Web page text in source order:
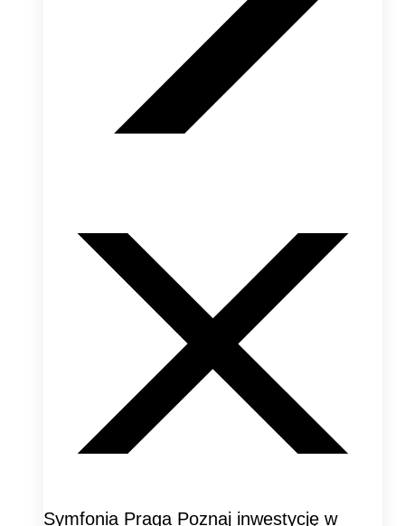
Symfonia Praga Poznaj inwestycję w